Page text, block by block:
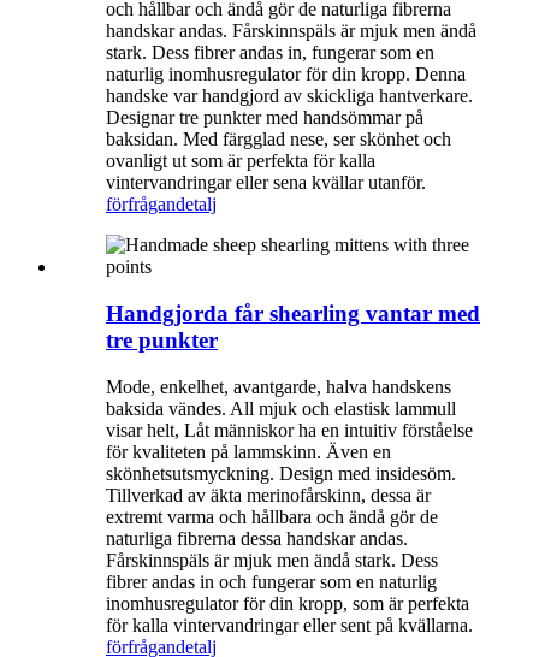
och hållbar och ändå gör de naturliga fibrerna
handskar andas. Fårskinnspäls är mjuk men ändå
stark. Dess fibrer andas in, fungerar som en
naturlig inomhusregulator för din kropp. Denna
handske var handgjord av skickliga hantverkare.
Designar tre punkter med handsömmar på
baksidan. Med färgglad nese, ser skönhet och
ovanligt ut som är perfekta för kalla
vintervandringar eller sena kvällar utanför.
förfrågandetalj
Handgjorda får shearling vantar med
tre punkter
Mode, enkelhet, avantgarde, halva handskens
baksida vändes. All mjuk och elastisk lammull
visar helt, Låt människor ha en intuitiv förståelse
för kvaliteten på lammskinn. Även en
skönhetsutsmyckning. Design med insidesöm.
Tillverkad av äkta merinofårskinn, dessa är
extremt varma och hållbara och ändå gör de
naturliga fibrerna dessa handskar andas.
Fårskinnspäls är mjuk men ändå stark. Dess
fibrer andas in och fungerar som en naturlig
inomhusregulator för din kropp, som är perfekta
för kalla vintervandringar eller sent på kvällarna.
förfrågandetalj